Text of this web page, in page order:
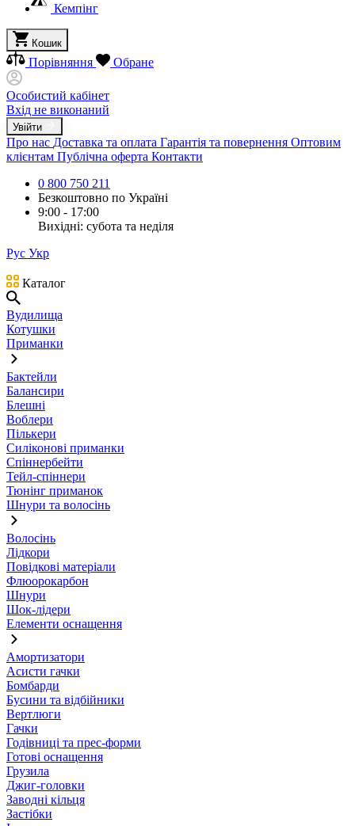
Кемпінг
Кошик
Порівняння Обране
Особистий кабінет
Вхід не виконаний
Увійти
Про нас Доставка та оплата Гарантія та повернення Оптовим
клієнтам Публічна оферта Контакти
0 800 750 211
Безкоштовно по Україні
9:00 - 17:00
Вихідні: субота та неділя
Рус Укр
Каталог
Вудилища
Котушки
Приманки
Бактейли
Балансири
Блешні
Воблери
Пількери
Силіконові приманки
Спіннербейти
Тейл-спіннери
Тюнінг приманок
Шнури та волосінь
Волосінь
Лідкори
Повідкові матеріали
Флюорокарбон
Шнури
Шок-лідери
Елементи оснащення
Амортизатори
Асисти гачки
Бомбарди
Бусини та відбійники
Вертлюги
Гачки
Годівниці та прес-форми
Готові оснащення
Грузила
Джиг-головки
Заводні кільця
Застібки